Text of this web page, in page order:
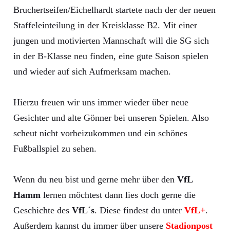
Bruchertseifen/Eichelhardt startete nach der der neuen
Staffeleinteilung in der Kreisklasse B2. Mit einer
jungen und motivierten Mannschaft will die SG sich
in der B-Klasse neu finden, eine gute Saison spielen
und wieder auf sich Aufmerksam machen.
Hierzu freuen wir uns immer wieder über neue
Gesichter und alte Gönner bei unseren Spielen. Also
scheut nicht vorbeizukommen und ein schönes
Fußballspiel zu sehen.
Wenn du neu bist und gerne mehr über den VfL
Hamm lernen möchtest dann lies doch gerne die
Geschichte des VfL´s. Diese findest du unter VfL+.
Außerdem kannst du immer über unsere Stadionpost